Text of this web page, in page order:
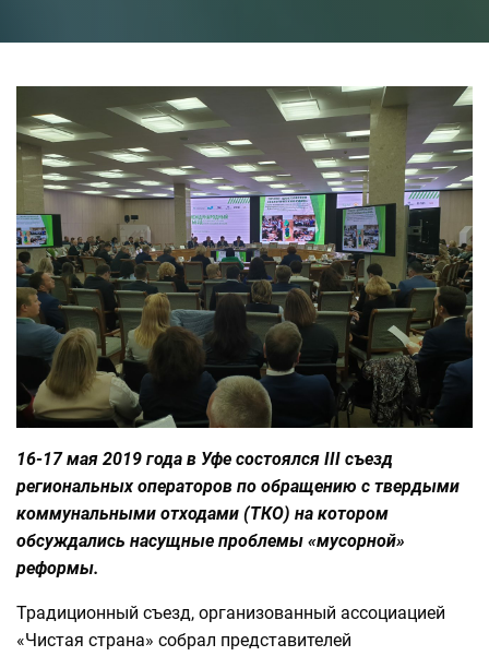
16-17 мая 2019 года в Уфе состоялся III съезд
региональных операторов по обращению с твердыми
коммунальными отходами (ТКО) на котором
обсуждались насущные проблемы «мусорной»
реформы.
Традиционный съезд, организованный ассоциацией
«Чистая страна» собрал представителей